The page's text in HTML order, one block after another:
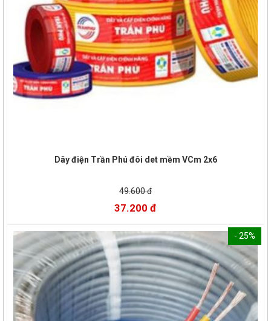
Dây điện Trần Phú đôi det mềm VCm 2x6
49.600 đ
37.200 đ
- 25%